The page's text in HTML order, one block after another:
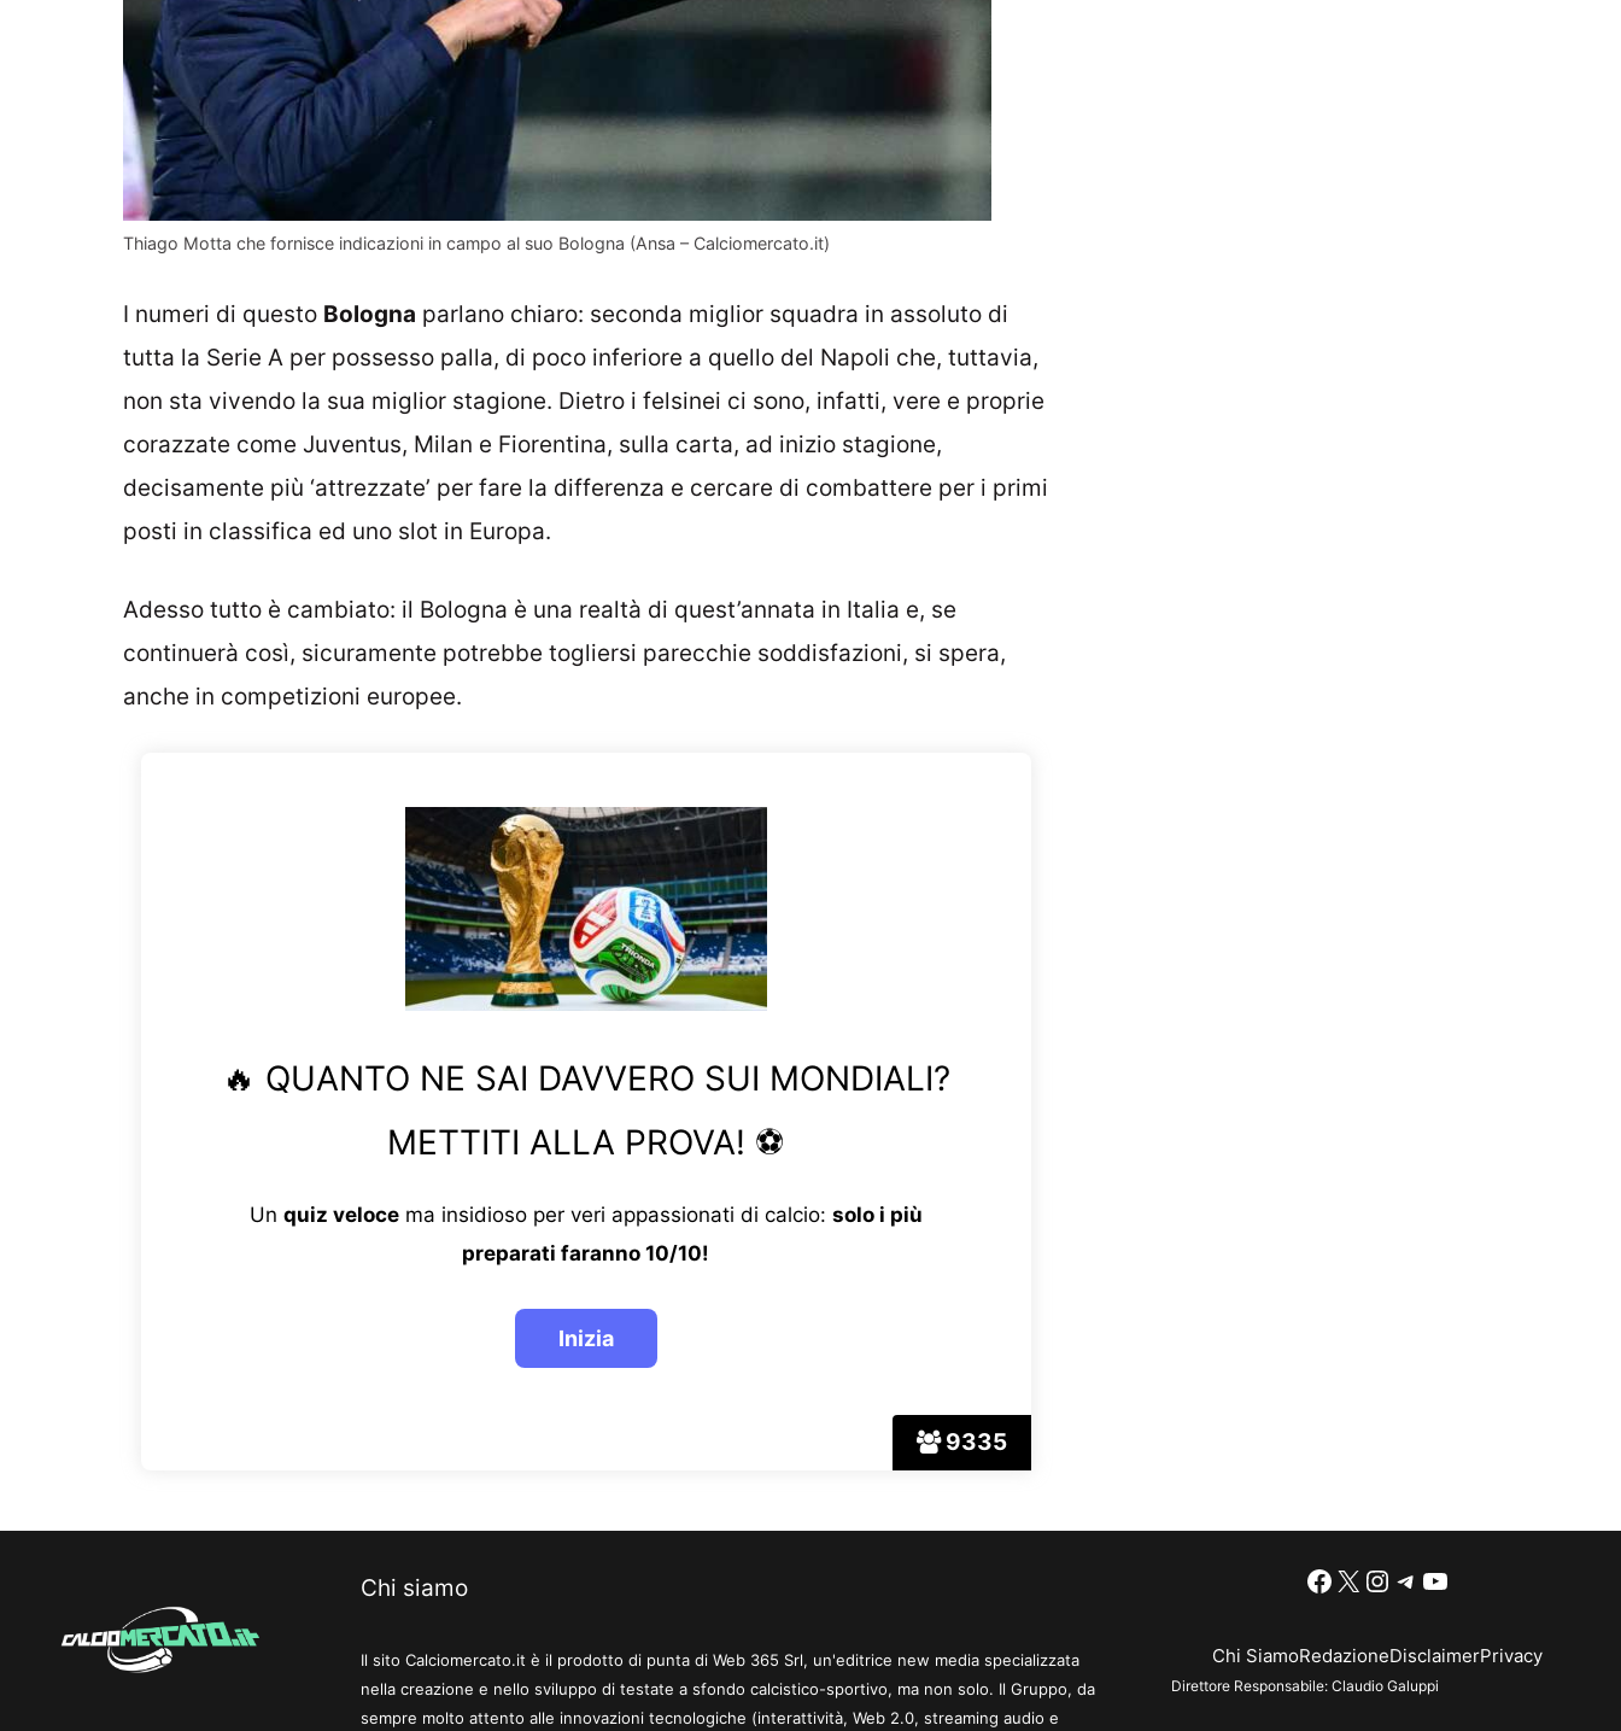
Thiago Motta che fornisce indicazioni in campo al suo Bologna (Ansa – Calciomercato.it)
I numeri di questo Bologna parlano chiaro: seconda miglior squadra in assoluto di
tutta la Serie A per possesso palla, di poco inferiore a quello del Napoli che, tuttavia,
non sta vivendo la sua miglior stagione. Dietro i felsinei ci sono, infatti, vere e proprie
corazzate come Juventus, Milan e Fiorentina, sulla carta, ad inizio stagione,
decisamente più ‘attrezzate’ per fare la differenza e cercare di combattere per i primi
posti in classifica ed uno slot in Europa.
Adesso tutto è cambiato: il Bologna è una realtà di quest’annata in Italia e, se
continuerà così, sicuramente potrebbe togliersi parecchie soddisfazioni, si spera,
anche in competizioni europee.
9335
🔥 QUANTO NE SAI DAVVERO SUI MONDIALI?
METTITI ALLA PROVA! ⚽
Un quiz velocema insidioso per veri appassionati di calcio: solo i più
preparati faranno 10/10!
Chi siamo
Il sito Calciomercato.it è il prodotto di punta di Web 365 Srl, un'editrice new media specializzata
nella creazione e nello sviluppo di testate a sfondo calcistico-sportivo, ma non solo. Il Gruppo, da
sempre molto attento alle innovazioni tecnologiche (interattività, Web 2.0, streaming audio e
Facebook
X Instagram
Telegram
YouTube
Chi SiamoRedazioneDisclaimerPrivacy
Direttore Responsabile: Claudio Galuppi